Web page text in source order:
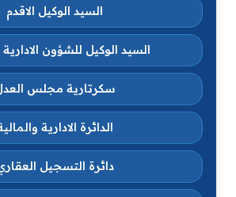
السيد الوكيل الاقدم
السيد الوكيل للشؤون الادارية
سكرتارية مجلس
الدائرة الادارية
دائرة التسجيل